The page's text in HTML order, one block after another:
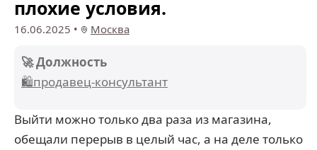
плохие условия.
16.06.2025 • Москва
🚀 Должность
🛍️продавец-консультант
Выйти можно только два раза из магазина,
обещали перерыв в целый час, а на деле только